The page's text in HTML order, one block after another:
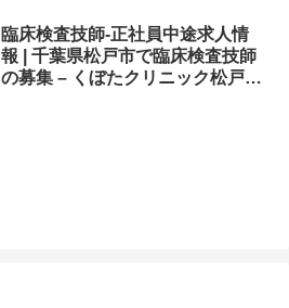
臨床検査技師-正社員中途求人情
報 | 千葉県松戸市で臨床検査技師
の募集 – くぼたクリニック松戸五